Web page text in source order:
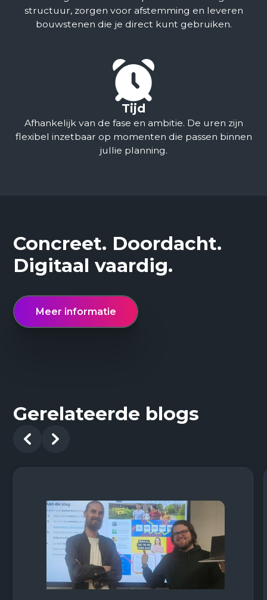
structuur, zorgen voor afstemming en leveren
bouwstenen die je direct kunt gebruiken.
Tijd
Afhankelijk van de fase en ambitie. De uren zijn
flexibel inzetbaar op momenten die passen binnen
jullie planning.
Concreet. Doordacht.
Digitaal vaardig.
Meer informatie
Gerelateerde blogs